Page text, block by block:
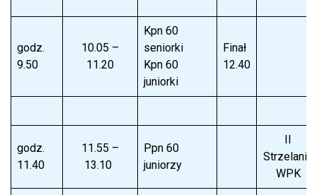
godz.
9.50
10.05 –
11.20
Kpn 60
seniorki
Kpn 60
juniorki
Finał
12.40
.
godz.
11.40
11.55 –
13.10
Ppn 60
juniorzy
II
Strzelanie
WPK